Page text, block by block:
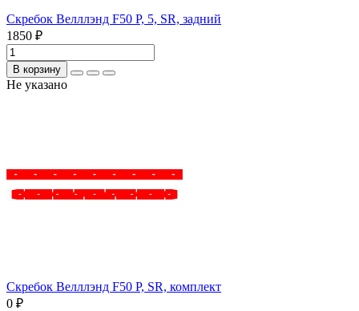
Скребок Велллэнд F50 P, 5, SR, задний
1850 ₽
В корзину
Не указано
Скребок Велллэнд F50 P, SR, комплект
0 ₽